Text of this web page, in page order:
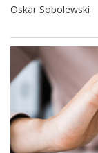
Oskar Sobolewski